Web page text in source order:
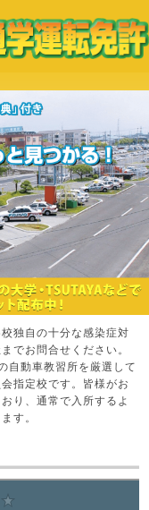
独自の十分な感染症対
でお問合せください。
自動車教習所を厳選して
指定校です。皆様がお
り、通常で入所するよ
す。